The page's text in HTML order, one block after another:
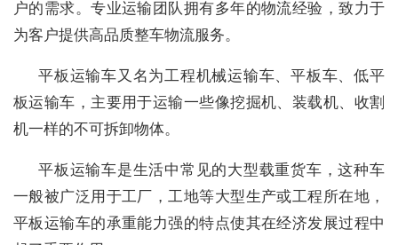
户的需求。专业运输团队拥有多年的物流经验，致力于
为客户提供高品质整车物流服务。
平板运输车又名为工程机械运输车、平板车、低平
板运输车，主要用于运输一些像挖掘机、装载机、收割
机一样的不可拆卸物体。
平板运输车是生活中常见的大型载重货车，这种车
一般被广泛用于工厂，工地等大型生产或工程所在地，
平板运输车的承重能力强的特点使其在经济发展过程中